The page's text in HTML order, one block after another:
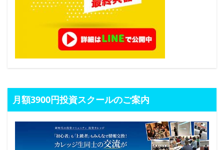
月額3900円投資スクールのご案内